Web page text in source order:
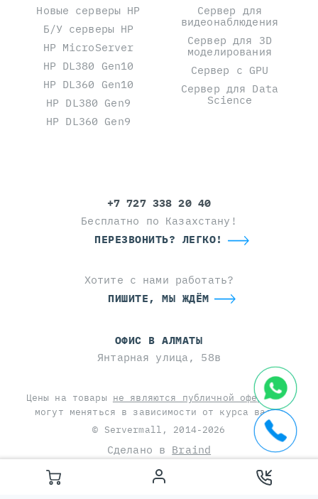
Новые серверы HP
Б/У серверы HP
HP MicroServer
HP DL380 Gen10
HP DL360 Gen10
HP DL380 Gen9
HP DL360 Gen9
Сервер для
видеонаблюдения
Сервер для 3D
моделирования
Сервер с GPU
Сервер для Data
Science
+7 727 338 20 40
Бесплатно по Казахстану!
ПЕРЕЗВОНИТЬ? ЛЕГКО!
Хотите с нами работать?
ПИШИТЕ, МЫ ЖДЁМ
ОФИС В АЛМАТЫ
Янтарная улица, 58в
Цены на товары не являются публичной офертойи
могут меняться в зависимости от курса валют
© Servermall, 2014-2026
Сделано в Braind
This site is protected by reCAPTCHA and the Google
Privacy Policy
Terms of Service apply.